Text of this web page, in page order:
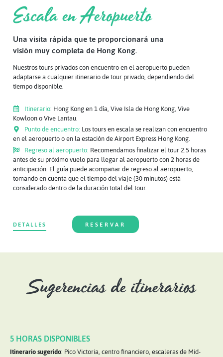
Escala en Aeropuerto
Una visita rápida que te proporcionará una
visión muy completa de Hong Kong.
Nuestros tours privados con encuentro en el aeropuerto pueden
adaptarse a cualquier itinerario de tour privado, dependiendo del
tiempo disponible.
Itinerario: Hong Kong en 1 día, Vive Isla de Hong Kong, Vive
Kowloon o Vive Lantau.
Punto de encuentro: Los tours en escala se realizan con encuentro
en el aeropuerto o en la estación de Airport Express Hong Kong.
Regreso al aeropuerto: Recomendamos finalizar el tour 2.5 horas
antes de su próximo vuelo para llegar al aeropuerto con 2 horas de
anticipación. El guía puede acompañar de regreso al aeropuerto,
tomando en cuenta que el tiempo del viaje (30 minutos) está
considerado dentro de la duración total del tour.
DETALLES RESERVAR
Sugerencias de itinerarios
5 HORAS DISPONIBLES
Itinerario sugerido: Pico Victoria, centro financiero, escaleras de Mid-